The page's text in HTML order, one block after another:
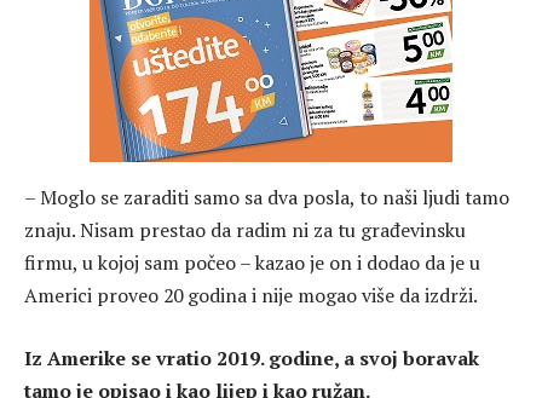
– Moglo se zaraditi samo sa dva posla, to naši ljudi tamo
znaju. Nisam prestao da radim ni za tu građevinsku
firmu, u kojoj sam počeo – kazao je on i dodao da je u
Americi proveo 20 godina i nije mogao više da izdrži.
Iz Amerike se vratio 2019. godine, a svoj boravak
tamo je opisao i kao lijep i kao ružan.